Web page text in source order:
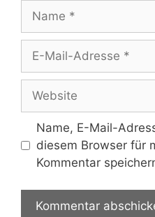
Name
Adresse
Website
Name, E-Mail-
diesem Browser für
Kommentar